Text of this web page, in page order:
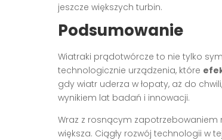
jeszcze większych turbin.
Podsumowanie
Wiatraki prądotwórcze to nie tylko
technologicznie urządzenia, które
gdy wiatr uderza w łopaty, aż do
wynikiem lat badań i innowacji.
Wraz z rosnącym
większa. Ciągły rozwój technologii w